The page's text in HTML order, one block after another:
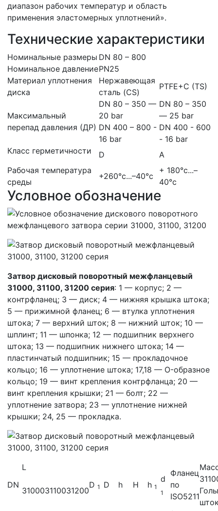
диапазон рабочих температур и область
применения эластомерных уплотнений».
Технические характеристики
Номинальные размеры DN 80 – 800
Номинальное давлениеPN25
Материал уплотнения
диска
Нержавеющая
сталь (CS)
PTFE+C (TS)
Максимальный
перепад давления (ДР)
DN 80 – 350 —
20 bar
DN 80 – 350
— 25 bar
DN 400 – 800 -
16 bar
DN 400 - 600
- 16 bar
Класс герметичности
D
A
Рабочая температура
среды
+260°c...–40°c
+ 180°c...–
40°c
Условное обозначение
Затвор дисковый поворотный межфланцевый
31000, 31100, 31200 серия: 1 — корпус; 2 —
контрфланец; 3 — диск; 4 — нижняя крышка штока;
5 — прижимной фланец; 6 — втулка уплотнения
штока; 7 — верхний шток; 8 — нижний шток; 10 —
шплинт; 11 — шпонка; 12 — подшипник верхнего
штока; 13 — подшипник нижнего штока; 14 —
пластинчатый подшипник; 15 — прокладочное
кольцо; 16 — уплотнение штока; 17,18 — O-образное
кольцо; 19 — винт крепления контрфланца; 20 —
винт крепления крышки; 21 — болт; 22 —
уплотнение затвора; 23 — уплотнение нижней
крышки; 24, 25 — прокладка.
DN
L
D 1 D h H h 1
d
1
Фланец
по
ISO5211
310003110031200